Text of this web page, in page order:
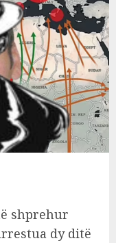
shprehur
dy ditë